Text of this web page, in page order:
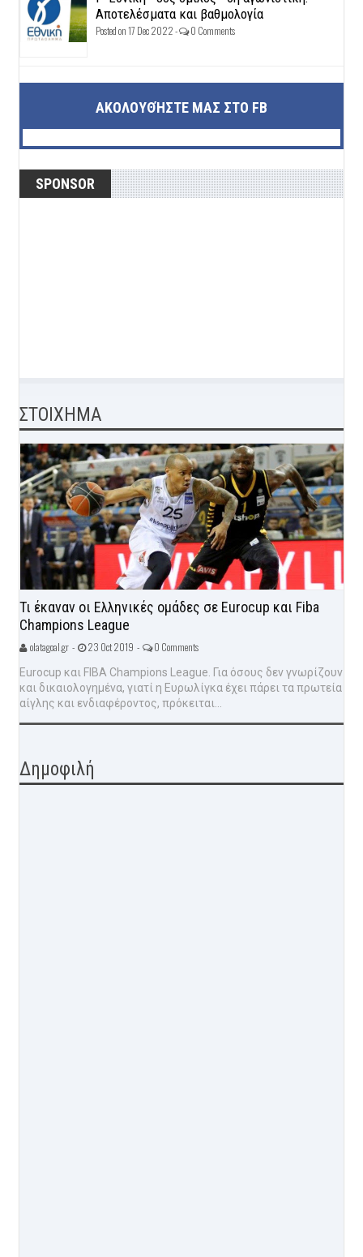
Αποτελέσματα και βαθμολογία
Posted on 17 Dec 2022 - 0 Comments
ΑΚΟΛΟΥΘΉΣΤΕ ΜΑΣ ΣΤΟ FB
SPONSOR
ΣΤΟΙΧΗΜΑ
Τι έκαναν οι Ελληνικές ομάδες σε Eurocup και Fiba
Champions League
olatagoal.gr - 23 Oct 2019 - 0 Comments
Eurocup και FIBA Champions League. Για όσους δεν γνωρίζουν
και δικαιολογημένα, γιατί η Ευρωλίγκα έχει πάρει τα πρωτεία
αίγλης και ενδιαφέροντος, πρόκειται...
Δημοφιλή